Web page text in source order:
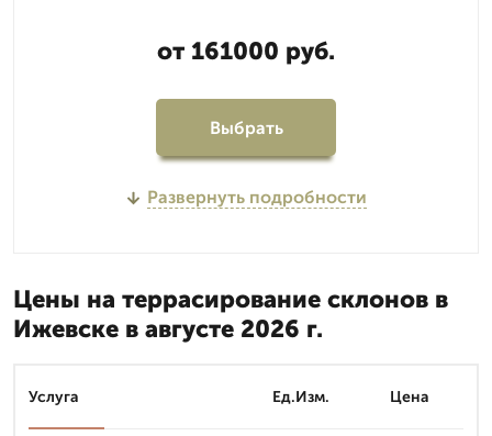
от 161000 руб.
Выбрать
Развернуть подробности
Цены на террасирование склонов в
Ижевске в августе 2026 г.
Услуга Ед.Изм. Цена